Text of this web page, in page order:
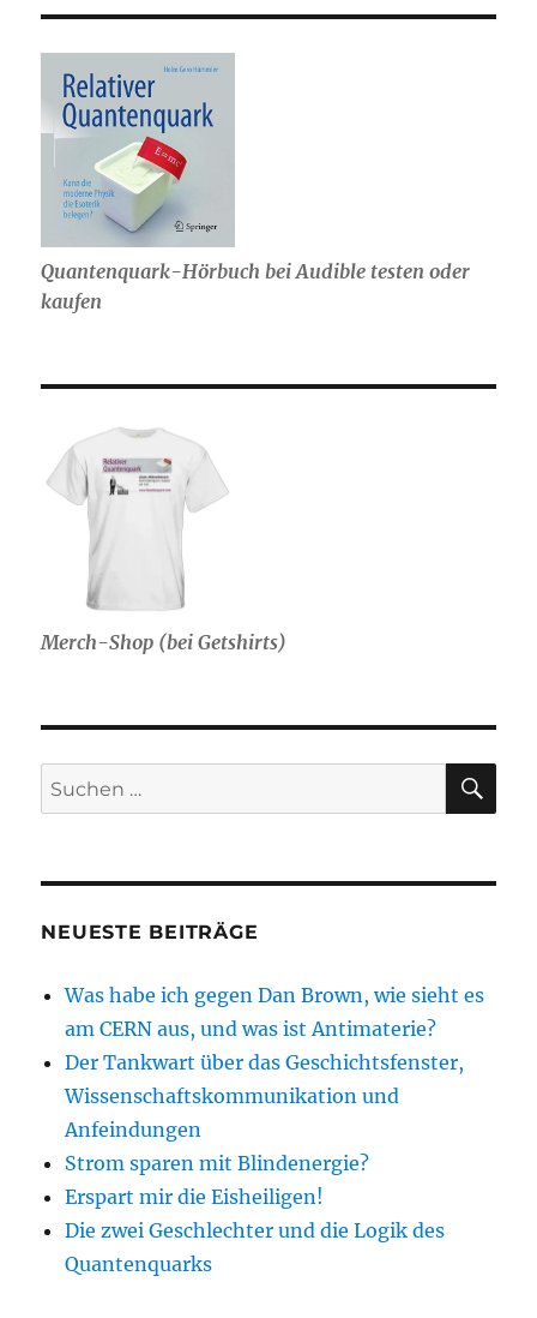
Quantenquark-Hörbuch bei Audible testen oder
kaufen
Merch-Shop (bei Getshirts)
Suche
nach:
NEUESTE BEITRÄGE
Was habe ich gegen Dan Brown, wie sieht es
am CERN aus, und was ist Antimaterie?
Der Tankwart über das Geschichtsfenster,
Wissenschaftskommunikation und
Anfeindungen
Strom sparen mit Blindenergie?
Erspart mir die Eisheiligen!
Die zwei Geschlechter und die Logik des
Quantenquarks